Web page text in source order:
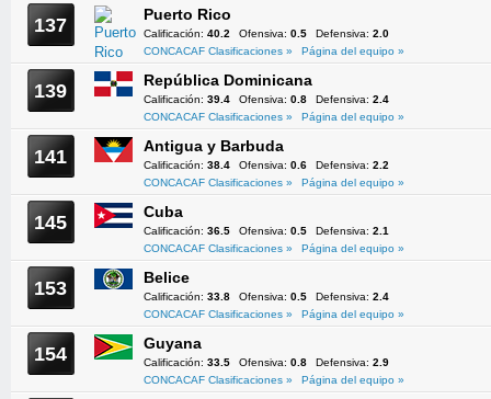
137 Puerto Rico
Calificación: 40.2 Ofensiva: 0.5 Defensiva: 2.0
CONCACAF Clasificaciones »
Página del equipo »
139 República Dominicana
Calificación: 39.4 Ofensiva: 0.8 Defensiva: 2.4
CONCACAF Clasificaciones »
Página del equipo »
141 Antigua y Barbuda
Calificación: 38.4 Ofensiva: 0.6 Defensiva: 2.2
CONCACAF Clasificaciones »
Página del equipo »
145 Cuba
Calificación: 36.5 Ofensiva: 0.5 Defensiva: 2.1
CONCACAF Clasificaciones »
Página del equipo »
153 Belice
Calificación: 33.8 Ofensiva: 0.5 Defensiva: 2.4
CONCACAF Clasificaciones »
Página del equipo »
154 Guyana
Calificación: 33.5 Ofensiva: 0.8 Defensiva: 2.9
CONCACAF Clasificaciones »
Página del equipo »